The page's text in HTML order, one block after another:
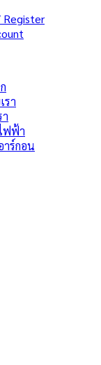
Register
รา
ฟฟ้า
าร์กอน